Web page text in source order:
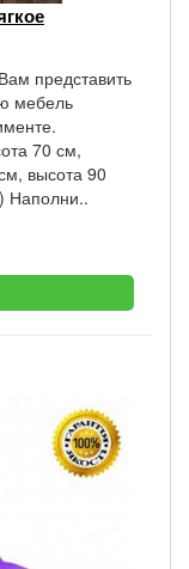
представить
мебель
70 см,
высота 90
Наполни..